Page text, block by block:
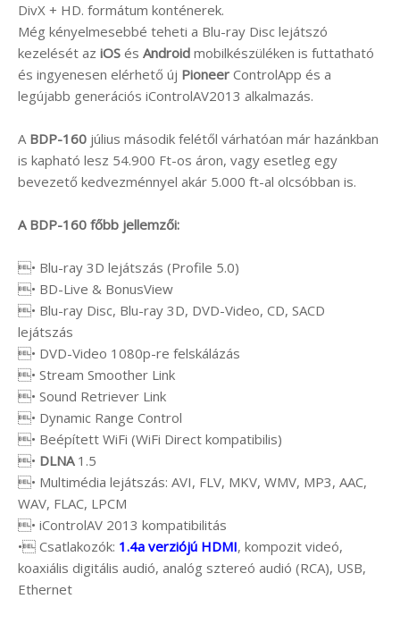
DivX + HD. formátum konténerek.
Még kényelmesebbé teheti a Blu-ray Disc lejátszó
kezelését az iOS és Android mobilkészüléken is futtatható
és ingyenesen elérhető új Pioneer ControlApp és a
legújabb generációs iControlAV2013 alkalmazás.
A BDP-160 július második felétől várhatóan már hazánkban
is kapható lesz 54.900 Ft-os áron, vagy esetleg egy
bevezető kedvezménnyel akár 5.000 ft-al olcsóbban is.
A BDP-160 főbb jellemzői:
• Blu-ray 3D lejátszás (Profile 5.0)
• BD-Live & BonusView
• Blu-ray Disc, Blu-ray 3D, DVD-Video, CD, SACD
lejátszás
• DVD-Video 1080p-re felskálázás
• Stream Smoother Link
• Sound Retriever Link
• Dynamic Range Control
• Beépített WiFi (WiFi Direct kompatibilis)
• DLNA1.5
• Multimédia lejátszás: AVI, FLV, MKV, WMV, MP3, AAC,
WAV, FLAC, LPCM
• iControlAV 2013 kompatibilitás
• Csatlakozók: 1.4a verziójú HDMI, kompozit videó,
koaxiális digitális audió, analóg sztereó audió (RCA), USB,
Ethernet